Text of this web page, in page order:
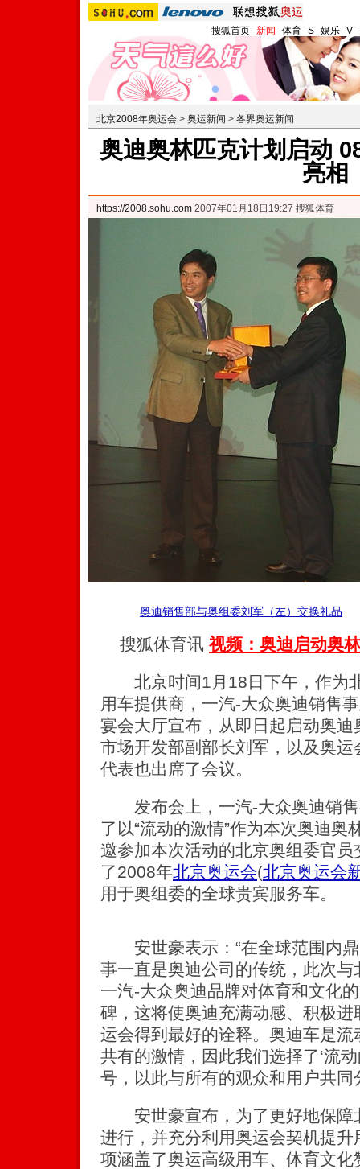
搜狐首页-新闻 -体育-S-娱乐-V-
北京2008年奥运会 > 奥运新闻 > 各界奥运新闻
奥迪奥林匹克计划启动
亮相
https://2008.sohu.com 2007年01月18日19:27 搜狐体育
奥迪销售部与奥组委刘军（左）交换礼品
搜狐体育讯 视频：奥迪启动奥
北京时间1月18日下午，作为
用车提供商，一汽-大众奥迪销售
宴会大厅宣布，从即日起启动奥
市场开发部副部长刘军，以及奥
代表也出席了会议。
发布会上，一汽-大众奥迪销售
了以“流动的激情”作为本次奥迪奥
邀参加本次活动的北京奥组委官
了2008年北京奥运会(北京奥运会
用于奥组委的全球贵宾服务车。
安世豪表示：“在全球范围内鼎
事一直是奥迪公司的传统，此次
一汽-大众奥迪品牌对体育和文化
碑，这将使奥迪充满动感、积极
运会得到最好的诠释。奥迪车是
共有的激情，因此我们选择了‘流
号，以此与所有的观众和用户共同
安世豪宣布，为了更好地保障
进行，并充分利用奥运会契机提
项涵盖了奥运高级用车、体育文